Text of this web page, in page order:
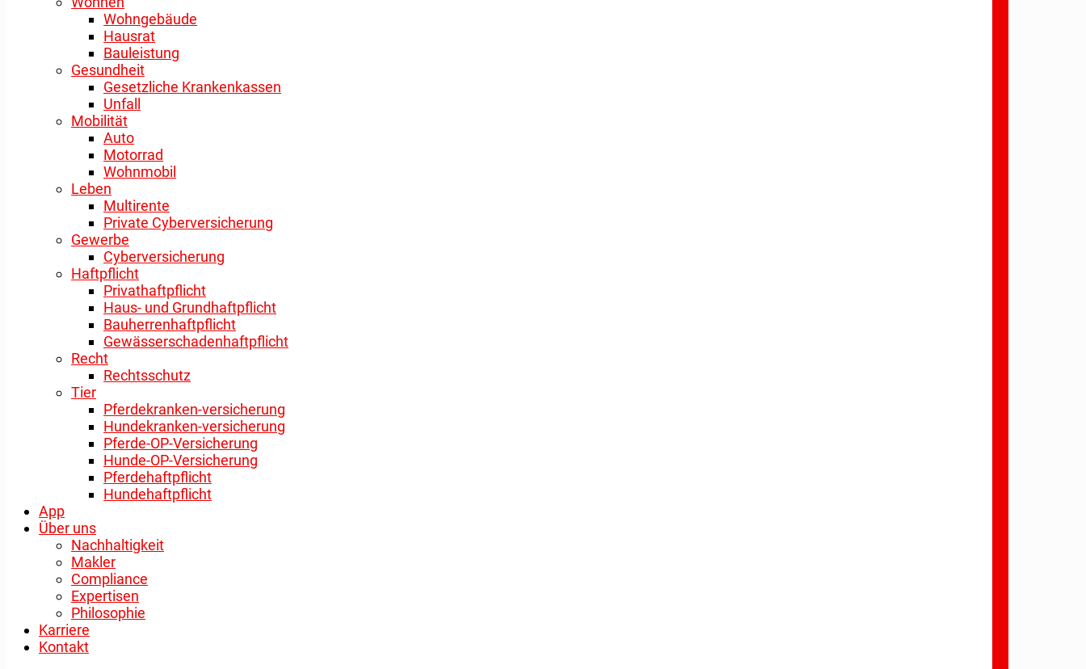
Wohngebäude
Hausrat
Bauleistung
Gesundheit
Gesetzliche Krankenkassen
Unfall
Mobilität
Auto
Motorrad
Wohnmobil
Leben
Multirente
Private Cyberversicherung
Gewerbe
Cyberversicherung
Haftpflicht
Privathaftpflicht
Haus- und Grundhaftpflicht
Bauherrenhaftpflicht
Gewässerschadenhaftpflicht
Recht
Rechtsschutz
Tier
Pferdekranken-versicherung
Hundekranken-versicherung
Pferde-OP-Versicherung
Hunde-OP-Versicherung
Pferdehaftpflicht
Hundehaftpflicht
App
Über uns
Nachhaltigkeit
Makler
Compliance
Expertisen
Philosophie
Karriere
Kontakt